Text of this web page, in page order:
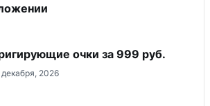
очки за 999 руб.
2026